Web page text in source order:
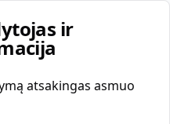
ir
atsakingas asmuo